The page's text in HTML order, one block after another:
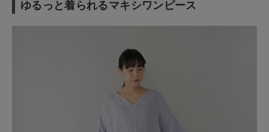
ゆるっと着られるマキシワンピース